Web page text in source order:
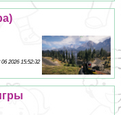
06 2026 15:52:32